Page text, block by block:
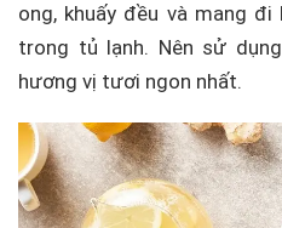
ong, khuấy đều và mang
trong tủ lạnh. Nên sử
hương vị tươi ngon nhất.